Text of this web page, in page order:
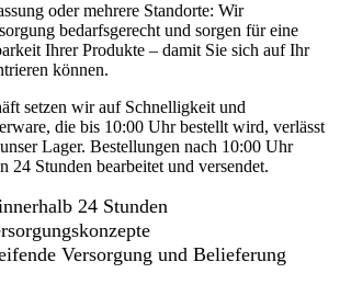
oder mehrere Standorte: Wir
bedarfsgerecht und sorgen für eine
Ihrer Produkte – damit Sie sich auf Ihr
können.
setzen wir auf Schnelligkeit und
die bis 10:00 Uhr bestellt wird, verlässt
Lager. Bestellungen nach 10:00 Uhr
24 Stunden bearbeitet und versendet.
24 Stunden
Versorgung und Belieferung